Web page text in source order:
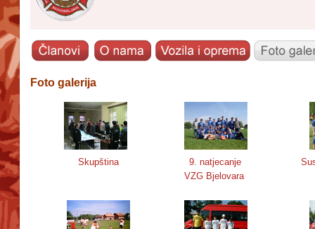
Foto galerija
Skupština
9. natjecanje
VZG Bjelovara